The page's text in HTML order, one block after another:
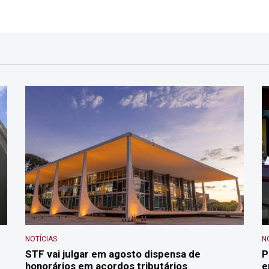
NOTÍCIAS
STF vai julgar em agosto dispensa de
honorários em acordos tributários